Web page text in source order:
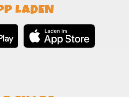
LADEN